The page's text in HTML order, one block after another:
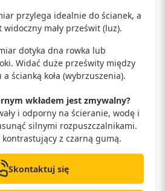
przylega idealnie do ścianek, a
mały prześwit (luz).
dotyka dna rowka lub
Widać duże prześwity między
ścianką koła (wybrzuszenia).
wkładem jest zmywalny?
i odporny na ścieranie, wodę i
silnymi rozpuszczalnikami.
kontrastujący z czarną gumą.
Skontaktuj się